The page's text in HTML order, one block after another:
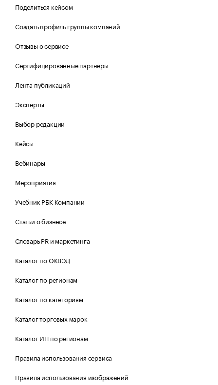
Поделиться кейсом
Создать профиль группы компаний
Отзывы о сервисе
Сертифицированные партнеры
Лента публикаций
Эксперты
Выбор редакции
Кейсы
Вебинары
Мероприятия
Учебник РБК Компании
Статьи о бизнесе
Словарь PR и маркетинга
Каталог по ОКВЭД
Каталог по регионам
Каталог по категориям
Каталог торговых марок
Каталог ИП по регионам
Правила использования сервиса
Правила использования изображений